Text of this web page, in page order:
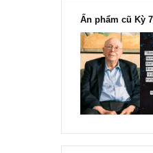
Ấn phẩm cũ